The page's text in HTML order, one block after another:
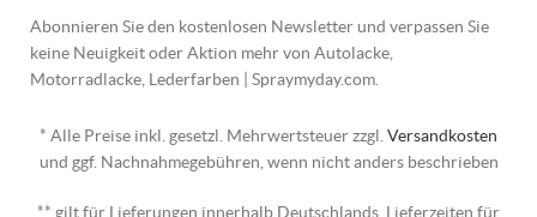
Abonnieren Sie den kostenlosen Newsletter und verpassen Sie
keine Neuigkeit oder Aktion mehr von Autolacke,
Motorradlacke, Lederfarben | Spraymyday.com.
* Alle Preise inkl. gesetzl. Mehrwertsteuer zzgl. Versandkosten
und ggf. Nachnahmegebühren, wenn nicht anders beschrieben
** gilt für Lieferungen innerhalb Deutschlands, Lieferzeiten für